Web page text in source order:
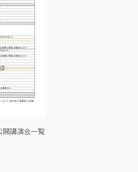
開講演会一覧